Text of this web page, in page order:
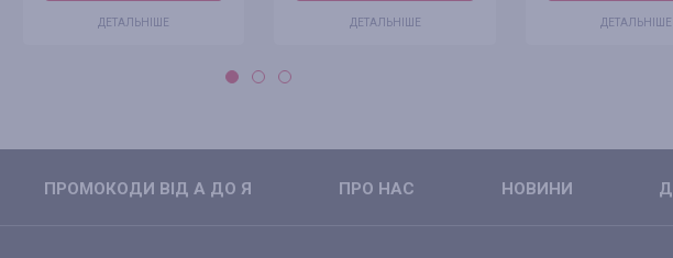
ДЕТАЛЬНІШЕ ДЕТАЛЬНІШЕ ДЕТАЛЬНІШЕ
ПРОМОКОДИ ВIД А ДО Я ПРО НАС НОВИНИ